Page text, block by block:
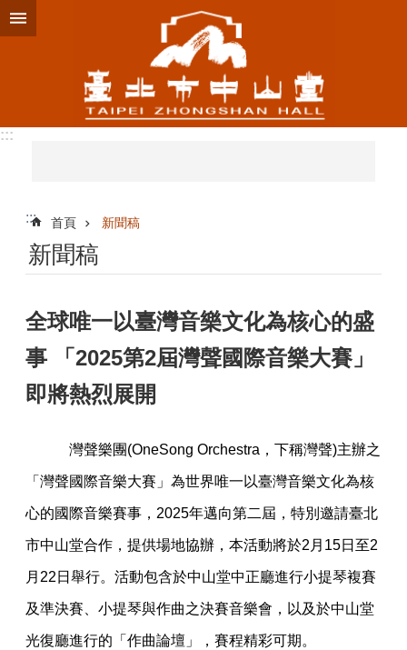
跳到主要內容區塊
:::
::: 首頁 新聞稿
新聞稿
全球唯一以臺灣音樂文化為核心的盛
事 「2025第2屆灣聲國際音樂大賽」
即將熱烈展開
灣聲樂團(OneSong Orchestra，下稱灣聲)主辦之
「灣聲國際音樂大賽」為世界唯一以臺灣音樂文化為核
心的國際音樂賽事，2025年邁向第二屆，特別邀請臺北
市中山堂合作，提供場地協辦，本活動將於2月15日至2
月22日舉行。活動包含於中山堂中正廳進行小提琴複賽
及準決賽、小提琴與作曲之決賽音樂會，以及於中山堂
光復廳進行的「作曲論壇」，賽程精彩可期。